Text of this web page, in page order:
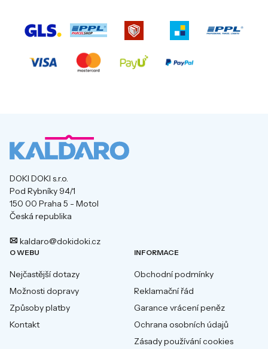
DOKI DOKI s.r.o.
Pod Rybníky 94/1
150 00 Praha 5 - Motol
Česká republika
kaldaro@dokidoki.cz
O WEBU
Nejčastější dotazy
Možnosti dopravy
Způsoby platby
Kontakt
INFORMACE
Obchodní podmínky
Reklamační řád
Garance vrácení peněz
Ochrana osobních údajů
Zásady používání cookies